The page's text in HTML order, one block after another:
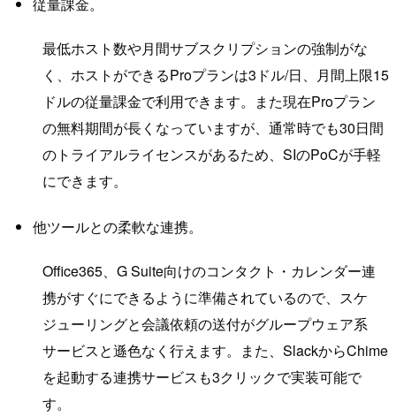
最低ホスト数や月間サブスクリプションの強制がな
く、ホストができるProプランは3ドル/日、月間上限15
ドルの従量課金で利用できます。また現在Proプラン
の無料期間が長くなっていますが、通常時でも30日間
のトライアルライセンスがあるため、SIのPoCが手軽
にできます。
他ツールとの柔軟な連携。
Office365、G Suite向けのコンタクト・カレンダー連
携がすぐにできるように準備されているので、スケ
ジューリングと会議依頼の送付がグループウェア系
サービスと遜色なく行えます。また、SlackからChime
を起動する連携サービスも3クリックで実装可能で
す。